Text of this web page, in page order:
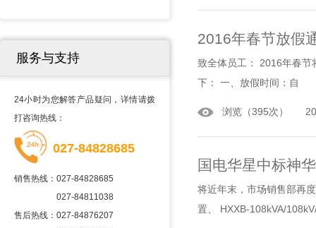
服务与支持
24小时为您解答产品疑问，详情请拨
打咨询热线：
027-84828685
销售热线：027-84828685
027-84811038
售后热线：027-84876207
2016年春节放假
致全体员工： 2016年春节
下： 一、放假时间：自
浏览（395次）
国电华星中标神
将近年末，市场销售部再
置、 HXXB-108kVA/